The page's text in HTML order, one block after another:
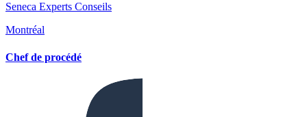
Seneca Experts Conseils
Montréal
Chef de procédé